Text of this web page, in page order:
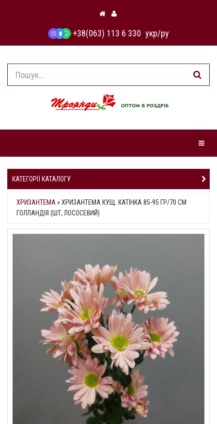
+38(063) 113 6 330 укр/ру
КАТЕГОРІЇ КАТАЛОГУ
ХРИЗАНТЕМА »ХРИЗАНТЕМА КУЩ. КАТІНКА 85-95 ГР/70 СМ
ГОЛЛАНДІЯ (ШТ, ЛОСОСЕВИЙ)